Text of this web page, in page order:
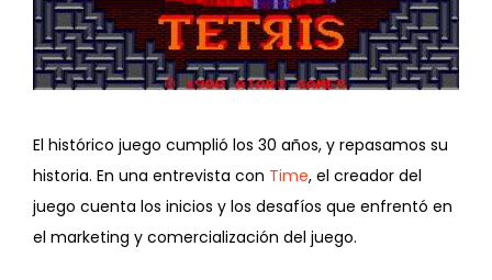
El histórico juego cumplió los 30 años, y repasamos su
historia. En una entrevista con Time, el creador del
juego cuenta los inicios y los desafíos que enfrentó en
el marketing y comercialización del juego.